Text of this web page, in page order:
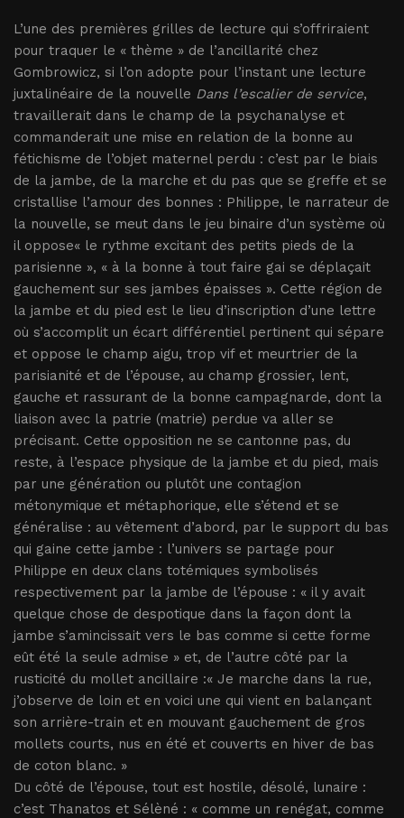
L’une des premières grilles de lecture qui s’offriraient
pour traquer le « thème » de l’ancillarité chez
Gombrowicz, si l’on adopte pour l’instant une lecture
juxtalinéaire de la nouvelle Dans l’escalier de service,
travaillerait dans le champ de la psychanalyse et
commanderait une mise en relation de la bonne au
fétichisme de l’objet maternel perdu : c’est par le biais
de la jambe, de la marche et du pas que se greffe et se
cristallise l’amour des bonnes : Philippe, le narrateur de
la nouvelle, se meut dans le jeu binaire d’un système où
il oppose« le rythme excitant des petits pieds de la
parisienne », « à la bonne à tout faire gai se déplaçait
gauchement sur ses jambes épaisses ». Cette région de
la jambe et du pied est le lieu d’inscription d’une lettre
où s’accomplit un écart différentiel pertinent qui sépare
et oppose le champ aigu, trop vif et meurtrier de la
parisianité et de l’épouse, au champ grossier, lent,
gauche et rassurant de la bonne campagnarde, dont la
liaison avec la patrie (matrie) perdue va aller se
précisant. Cette opposition ne se cantonne pas, du
reste, à l’espace physique de la jambe et du pied, mais
par une génération ou plutôt une contagion
métonymique et métaphorique, elle s’étend et se
généralise : au vêtement d’abord, par le support du bas
qui gaine cette jambe : l’univers se partage pour
Philippe en deux clans totémiques symbolisés
respectivement par la jambe de l’épouse : « il y avait
quelque chose de despotique dans la façon dont la
jambe s’amincissait vers le bas comme si cette forme
eût été la seule admise » et, de l’autre côté par la
rusticité du mollet ancillaire :« Je marche dans la rue,
j’observe de loin et en voici une qui vient en balançant
son arrière-train et en mouvant gauchement de gros
mollets courts, nus en été et couverts en hiver de bas
de coton blanc. »
Du côté de l’épouse, tout est hostile, désolé, lunaire :
c’est Thanatos et Sélèné : « comme un renégat, comme